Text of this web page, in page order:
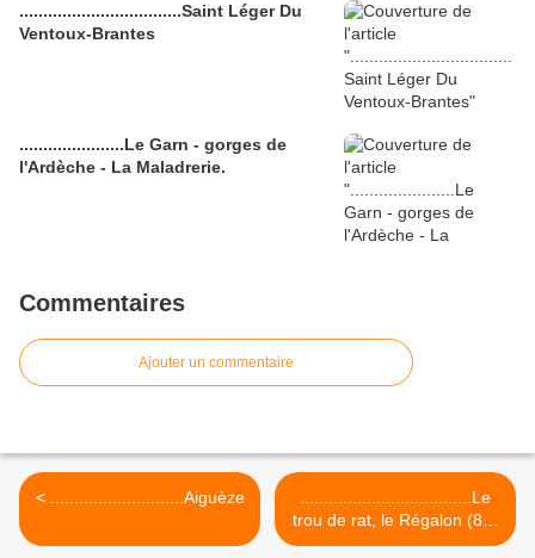
..................................Saint Léger Du
Ventoux-Brantes
......................Le Garn - gorges de
l'Ardèche - La Maladrerie.
Commentaires
Ajouter un commentaire
< ............................Aiguèze
....................................Le
trou de rat, le Régalon (84)
>